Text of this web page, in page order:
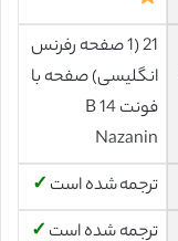
21 (1 صفحه رفرنس
انگلیسی) صفحه با
فونت 14 B
Nazanin
ترجمه شده است ✓
ترجمه شده است ✓